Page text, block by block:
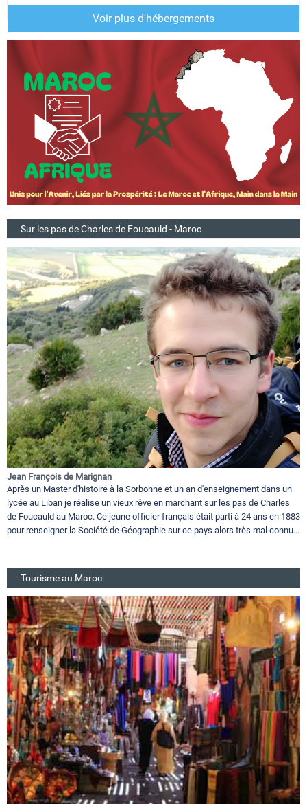
Voir plus d'hébergements
Sur les pas de Charles de Foucauld - Maroc
Jean François de Marignan
Après un Master d'histoire à la Sorbonne et un an d'enseignement dans un
lycée au Liban je réalise un vieux rêve en marchant sur les pas de Charles
de Foucauld au Maroc. Ce jeune officier français était parti à 24 ans en 1883
pour renseigner la Société de Géographie sur ce pays alors très mal connu...
Tourisme au Maroc